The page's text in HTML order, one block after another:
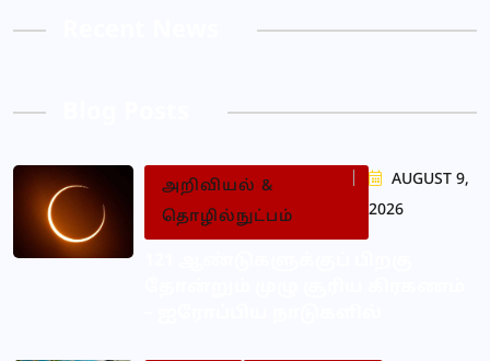
அறிவியல் &
தொழில்நுட்பம்
AUGUST 9,
2026